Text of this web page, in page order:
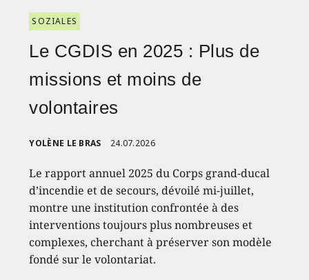
SOZIALES
Le CGDIS en 2025 : Plus de
missions et moins de
volontaires
YOLÈNE LE BRAS 24.07.2026
Le rapport annuel 2025 du Corps grand-ducal
d’incendie et de secours, dévoilé mi-juillet,
montre une institution confrontée à des
interventions toujours plus nombreuses et
complexes, cherchant à préserver son modèle
fondé sur le volontariat.